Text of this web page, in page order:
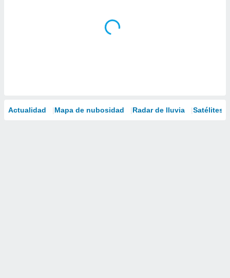
Actualidad Mapa de nubosidad Radar de lluvia Satélites